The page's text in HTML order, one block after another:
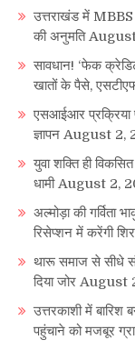
उत्तराखंड में MBBS
की अनुमति
सावधान! ‘फेक
खातों के पैसे,
एसआईआर प्रक्रिया
ज्ञापन August 2,
युवा शक्ति ही
धामी August 2,
अल्मोड़ा की गर्विता
रिसेप्शन में करेंगी
थारू समाज से सीधे
दिया जोर August
उत्तरकाशी में
पहुंचाने को मजबूर